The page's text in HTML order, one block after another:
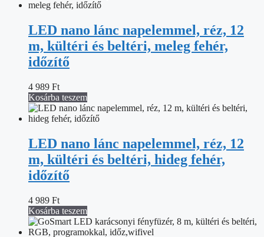
LED nano lánc napelemmel, réz, 12
m, kültéri és beltéri, meleg fehér,
időzítő
4 989 Ft
Kosárba teszem
LED nano lánc napelemmel, réz, 12
m, kültéri és beltéri, hideg fehér,
időzítő
4 989 Ft
Kosárba teszem